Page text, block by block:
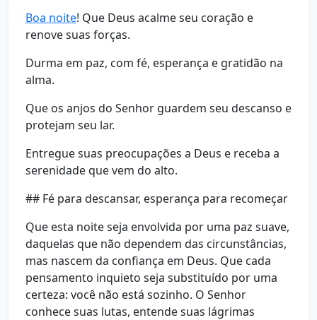
Boa noite! Que Deus acalme seu coração e
renove suas forças.
Durma em paz, com fé, esperança e gratidão na
alma.
Que os anjos do Senhor guardem seu descanso e
protejam seu lar.
Entregue suas preocupações a Deus e receba a
serenidade que vem do alto.
## Fé para descansar, esperança para recomeçar
Que esta noite seja envolvida por uma paz suave,
daquelas que não dependem das circunstâncias,
mas nascem da confiança em Deus. Que cada
pensamento inquieto seja substituído por uma
certeza: você não está sozinho. O Senhor
conhece suas lutas, entende suas lágrimas